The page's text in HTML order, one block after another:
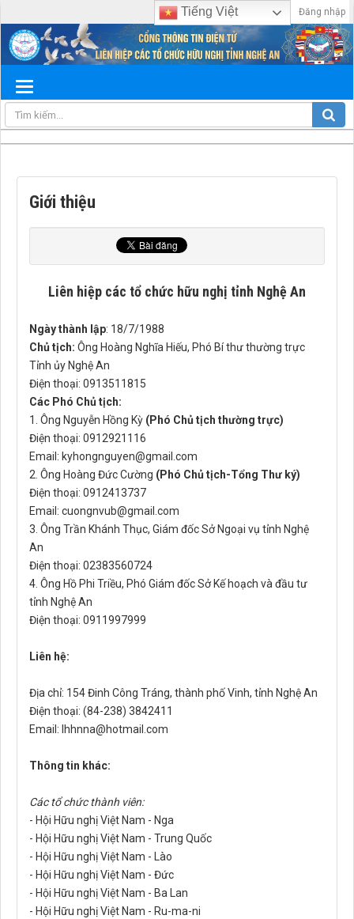
Đăng nhập
Tiếng Việt
Giới thiệu
Liên hiệp các tổ chức hữu nghị tỉnh Nghệ An
Ngày thành lập: 18/7/1988
Chủ tịch: Ông Hoàng Nghĩa Hiếu, Phó Bí thư thường trực
Tỉnh ủy Nghệ An
Điện thoại: 0913511815
Các Phó Chủ tịch:
1. Ông Nguyễn Hồng Kỳ (Phó Chủ tịch thường trực)
Điện thoại: 0912921116
Email: kyhongnguyen@gmail.com
2. Ông Hoàng Đức Cường (Phó Chủ tịch-Tổng Thư ký)
Điện thoại: 0912413737
Email: cuongnvub@gmail.com
3. Ông Trần Khánh Thục, Giám đốc Sở Ngoại vụ tỉnh Nghệ
An
Điện thoại: 02383560724
4. Ông Hồ Phi Triều, Phó Giám đốc Sở Kế hoạch và đầu tư
tỉnh Nghệ An
Điện thoại: 0911997999
Liên hệ:
Địa chỉ: 154 Đinh Công Tráng, thành phố Vinh, tỉnh Nghệ An
Điện thoại: (84-238) 3842411
Email: lhhnna@hotmail.com
Thông tin khác:
Các tổ chức thành viên:
- Hội Hữu nghị Việt Nam - Nga
- Hội Hữu nghị Việt Nam - Trung Quốc
- Hội Hữu nghị Việt Nam - Lào
- Hội Hữu nghị Việt Nam - Đức
- Hội Hữu nghị Việt Nam - Ba Lan
- Hội Hữu nghị Việt Nam - Ru-ma-ni